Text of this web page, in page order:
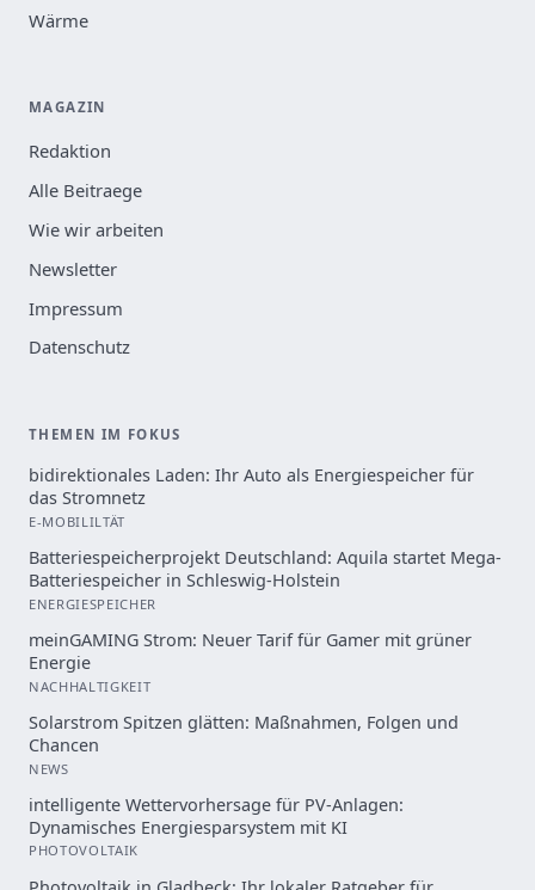
Wärme
MAGAZIN
Redaktion
Alle Beitraege
Wie wir arbeiten
Newsletter
Impressum
Datenschutz
THEMEN IM FOKUS
bidirektionales Laden: Ihr Auto als Energiespeicher für
das Stromnetz
E-MOBILILTÄT
Batteriespeicherprojekt Deutschland: Aquila startet Mega-
Batteriespeicher in Schleswig-Holstein
ENERGIESPEICHER
meinGAMING Strom: Neuer Tarif für Gamer mit grüner
Energie
NACHHALTIGKEIT
Solarstrom Spitzen glätten: Maßnahmen, Folgen und
Chancen
NEWS
intelligente Wettervorhersage für PV-Anlagen:
Dynamisches Energiesparsystem mit KI
PHOTOVOLTAIK